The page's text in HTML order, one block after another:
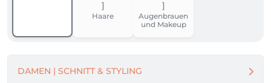
Trockenschnitte, Farb- und Strähnentechniken
sowie Dauerwellen.
Haare
Augenbrauen
und Makeup
DAMEN | SCHNITT & STYLING